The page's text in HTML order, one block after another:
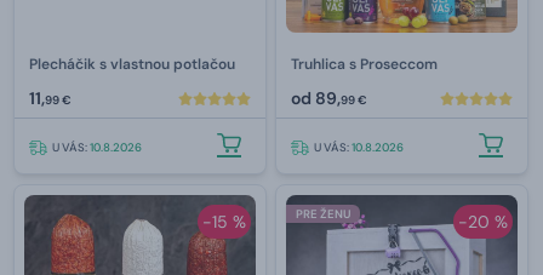
Plecháčik s vlastnou potlačou
11,99 €
U VÁS:10.8.2026
Truhlica s Proseccom
od 89,99 €
U VÁS:10.8.2026
-15 % -20 %
PRE ŽENU